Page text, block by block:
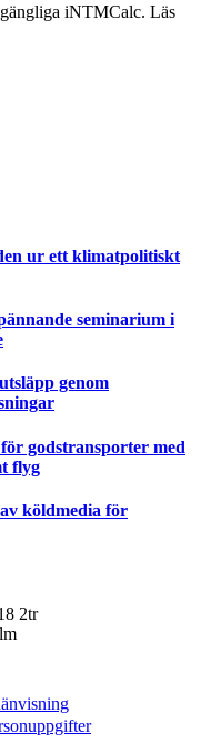
iNTMCalc. Läs
ur ett klimatpolitiskt
seminarium i
genom
godstransporter med
flyg
köldmedia för
2tr